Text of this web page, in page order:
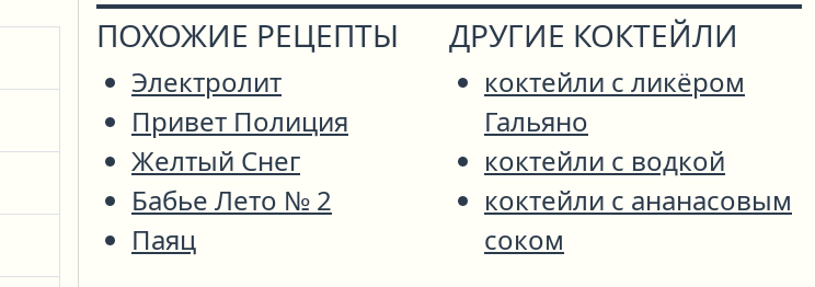
ПОХОЖИЕ РЕЦЕПТЫ
Электролит
Привет Полиция
Желтый Снег
Бабье Лето № 2
Паяц
ДРУГИЕ КОКТЕЙЛИ
коктейли с ликёром
Гальяно
коктейли с водкой
коктейли с ананасовым
соком